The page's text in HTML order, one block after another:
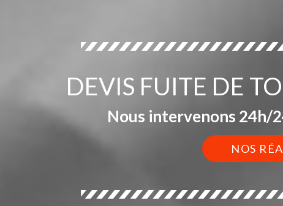
DEVIS FUITE DE
Nous intervenons 24h/
NOS